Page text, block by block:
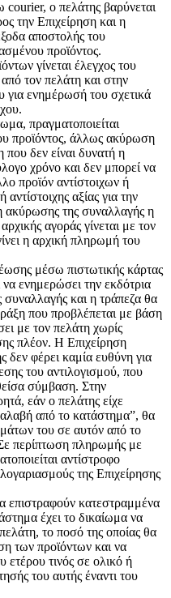
courier, o πελάτης βαρύνεται
την Επιχείρηση και η
αποστολής του
προϊόντος.
γίνεται έλεγχος του
τον πελάτη και στην
για ενημέρωσή του σχετικά
πραγματοποιείται
προϊόντος, άλλως ακύρωση
δεν είναι δυνατή η
χρόνο και δεν μπορεί να
προϊόν αντίστοιχων ή
αξίας για την
ακύρωσης της συναλλαγής η
αγοράς γίνεται με τον
η αρχική πληρωμή του
μέσω πιστωτικής κάρτας
ενημερώσει την εκδότρια
και η τράπεζα θα
που προβλέπεται με βάση
με τον πελάτη χωρίς
πλέον. Η Επιχείρηση
δεν φέρει καμία ευθύνη για
του αντιλογισμού, που
σύμβαση. Στην
εάν ο πελάτης είχε
από το κατάστημα”, θα
του σε αυτόν από το
περίπτωση πληρωμής με
αντίστροφο
της Επιχείρησης
επιστραφούν κατεστραμμένα
έχει το δικαίωμα να
το ποσό της οποίας θα
των προϊόντων και να
ετέρου τινός σε ολικό ή
του αυτής έναντι του